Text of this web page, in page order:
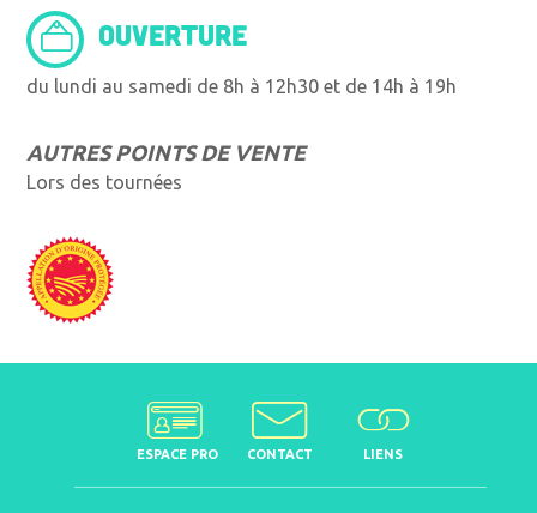
OUVERTURE
du lundi au samedi de 8h à 12h30 et de 14h à 19h
AUTRES POINTS DE VENTE
Lors des tournées
ESPACE PRO CONTACT LIENS